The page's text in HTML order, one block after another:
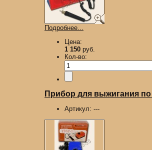
Подробнее...
Цена:
1 150 руб.
Кол-во:
Прибор для выжигания
Артикул: ---